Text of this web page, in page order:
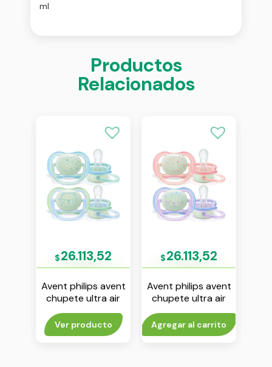
ml
Productos
Relacionados
$26.113,52
Avent philips avent
chupete ultra air
nightime 0-6 m
nene env x 2
Ver producto
$26.113,52
Avent philips avent
chupete ultra air
nightime 0-6 m
nena env x 2
Agregar al carrito